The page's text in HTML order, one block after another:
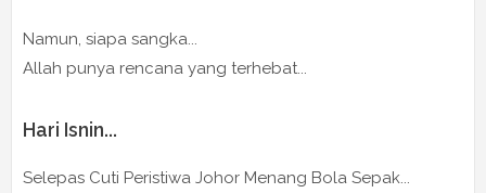
Namun, siapa sangka...
Allah punya rencana yang terhebat...
Hari Isnin...
Selepas Cuti Peristiwa Johor Menang Bola Sepak...